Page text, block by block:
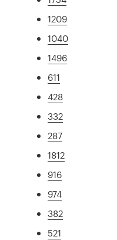
1209
1040
1496
611
428
332
287
1812
916
974
382
521